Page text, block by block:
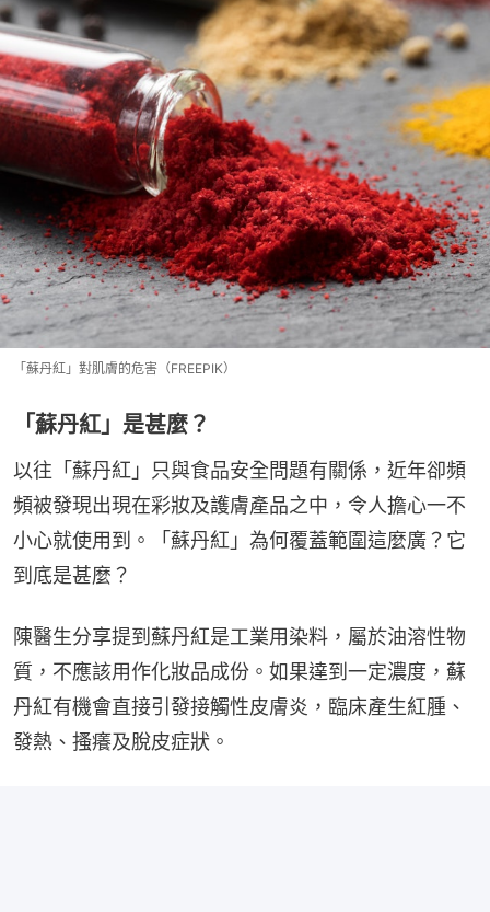
「蘇丹紅」對肌膚的危害（FREEPIK）
「蘇丹紅」是甚麼？
以往「蘇丹紅」只與食品安全問題有關係，近年卻頻
頻被發現出現在彩妝及護膚產品之中，令人擔心一不
小心就使用到。「蘇丹紅」為何覆蓋範圍這麼廣？它
到底是甚麼？
陳醫生分享提到蘇丹紅是工業用染料，屬於油溶性物
質，不應該用作化妝品成份。如果達到一定濃度，蘇
丹紅有機會直接引發接觸性皮膚炎，臨床產生紅腫、
發熱、搔癢及脫皮症狀。